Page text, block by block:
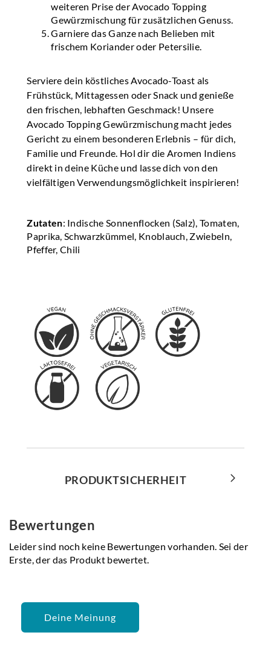
weiteren Prise der Avocado Topping
Gewürzmischung für zusätzlichen Genuss.
Garniere das Ganze nach Belieben mit
frischem Koriander oder Petersilie.
Serviere dein köstliches Avocado-Toast als
Frühstück, Mittagessen oder Snack und genieße
den frischen, lebhaften Geschmack! Unsere
Avocado Topping Gewürzmischung macht jedes
Gericht zu einem besonderen Erlebnis – für dich,
Familie und Freunde. Hol dir die Aromen Indiens
direkt in deine Küche und lasse dich von den
vielfältigen Verwendungsmöglichkeit inspirieren!
Zutaten: Indische Sonnenflocken (Salz), Tomaten,
Paprika, Schwarzkümmel, Knoblauch, Zwiebeln,
Pfeffer, Chili
PRODUKTSICHERHEIT
Bewertungen
Leider sind noch keine Bewertungen vorhanden. Sei der
Erste, der das Produkt bewertet.
Deine Meinung